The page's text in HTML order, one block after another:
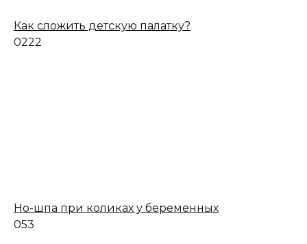
Как сложить детскую палатку?
0222
Но-шпа при коликах у беременных
053